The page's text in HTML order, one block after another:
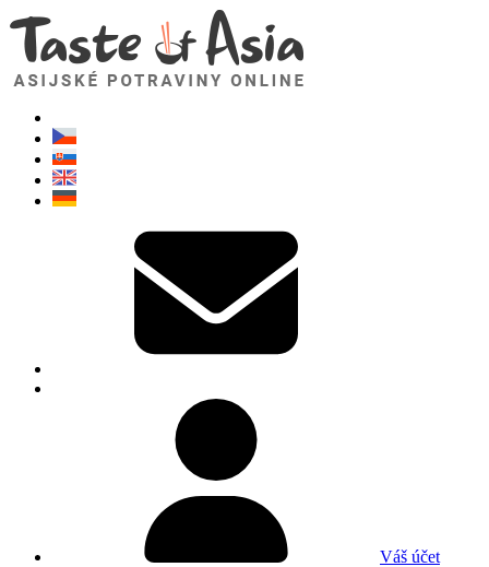
Váš účet
TasteOfAsia.cz
Neváhejte se zeptat. Jsem tady pro vás!